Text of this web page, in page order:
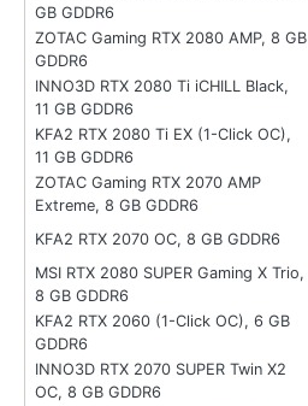
GB GDDR6
ZOTAC Gaming RTX 2080 AMP, 8 GB
GDDR6
INNO3D RTX 2080 Ti iCHILL Black,
11 GB GDDR6
KFA2 RTX 2080 Ti EX (1-Click OC),
11 GB GDDR6
ZOTAC Gaming RTX 2070 AMP
Extreme, 8 GB GDDR6
KFA2 RTX 2070 OC, 8 GB GDDR6
MSI RTX 2080 SUPER Gaming X Trio,
8 GB GDDR6
KFA2 RTX 2060 (1-Click OC), 6 GB
GDDR6
INNO3D RTX 2070 SUPER Twin X2
OC, 8 GB GDDR6